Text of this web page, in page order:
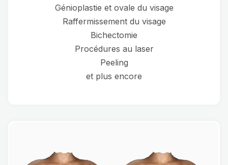
Génioplastie et ovale du visage
Raffermissement du visage
Bichectomie
Procédures au laser
Peeling
et plus encore